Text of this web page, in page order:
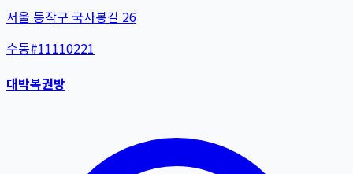
서울 동작구 국사봉길 26
수동#11110221
대박복권방